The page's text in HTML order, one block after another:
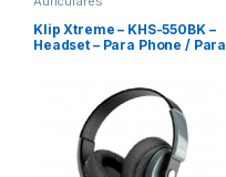
Klip Xtreme – KHS-550BK –
Headset – Para Phone / Para
Para Cellular phone – Wired
– Supra-Aurales-Mic